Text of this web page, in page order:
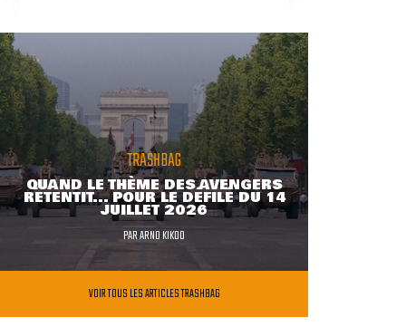
TRASHBAG
QUAND LE THÈME DES AVENGERS
RETENTIT... POUR LE DÉFILÉ DU 14
JUILLET 2026
PARARNO KIKOO
VOIR TOUS LES ARTICLES TRASHBAG